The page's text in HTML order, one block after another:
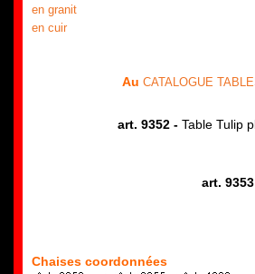
en granit
en cuir
Au CATALOGUE
art. 9352 - Table Tulip
art.
Chaises coordonnées